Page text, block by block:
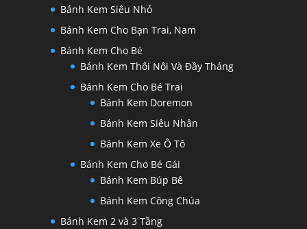
Bánh Kem Siêu Nhỏ
Bánh Kem Cho Bạn Trai, Nam
Bánh Kem Cho Bé
Bánh Kem Thôi Nôi Và Đầy Tháng
Bánh Kem Cho Bé Trai
Bánh Kem Doremon
Bánh Kem Siêu Nhân
Bánh Kem Xe Ô Tô
Bánh Kem Cho Bé Gái
Bánh Kem Búp Bê
Bánh Kem Công Chúa
Bánh Kem 2 và 3 Tầng